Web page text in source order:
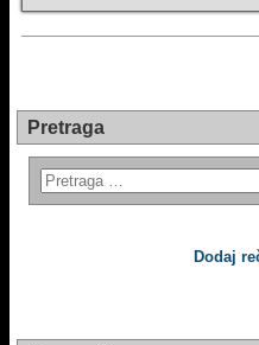
Pretraga
Dodaj